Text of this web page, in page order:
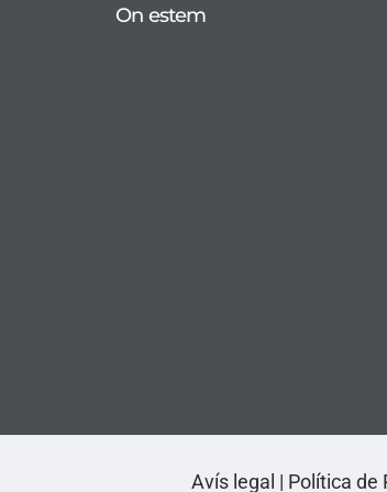
On estem
Avís legal | Política de